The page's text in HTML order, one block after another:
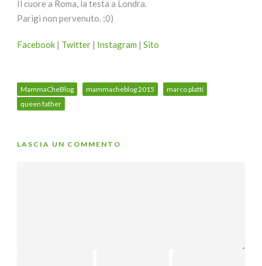
Il cuore a Roma, la testa a Londra.
Parigi non pervenuto. ;0)
Facebook | Twitter | Instagram | Sito
MammaCheBlog mammacheblog 2015
marco platti
queen father
LASCIA UN COMMENTO